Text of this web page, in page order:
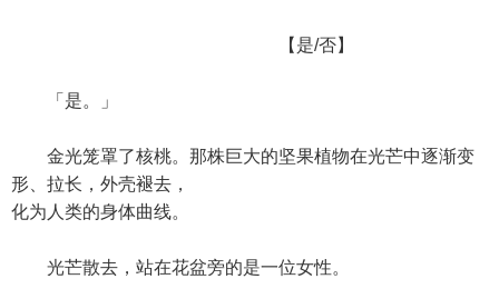
【是/否】
「是。」
金光笼罩了核桃。那株巨大的坚果植物在光芒中逐渐变
形、拉长，外壳褪去，
化为人类的身体曲线。
光芒散去，站在花盆旁的是一位女性。